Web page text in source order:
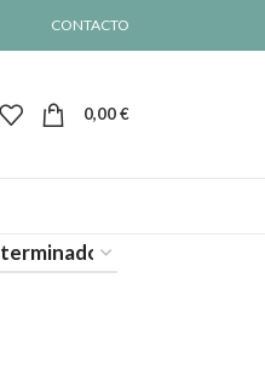
CONTACTO
0,00€